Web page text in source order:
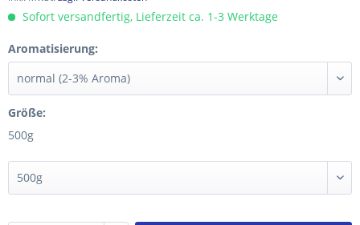
Sofort versandfertig, Lieferzeit ca. 1-3 Werktage
Aromatisierung:
Größe:
500g